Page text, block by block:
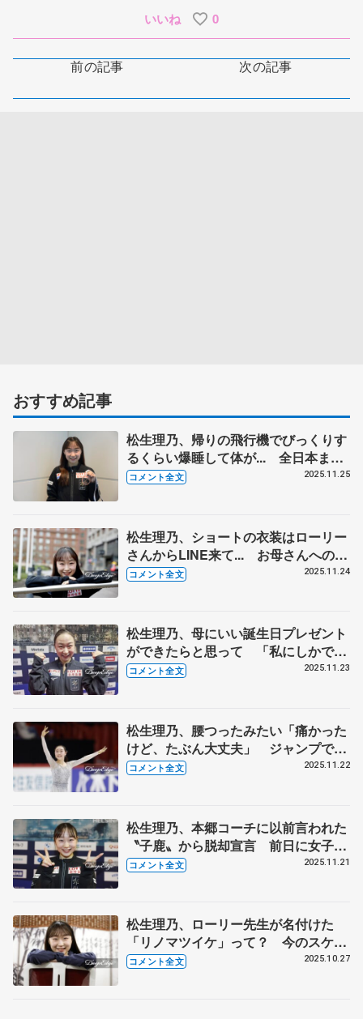
いいね 0
前の記事 次の記事
おすすめ記事
松生理乃、帰りの飛行機でびっくりす
るくらい爆睡して体が... 全日本まで
取りこぼし多いレベル、回転不足の見
コメント全文 2025.11.25
松生理乃、ショートの衣装はローリー
さんからLINE来て... お母さんへのお
土産探しでスタバ、ムーミン、マリメ
コメント全文 2025.11.24
松生理乃、母にいい誕生日プレゼント
ができたらと思って 「私にしかでき
ない滑りがあるよ」って励ましてくれ
コメント全文 2025.11.23
松生理乃、腰つったみたい「痛かった
けど、たぶん大丈夫」 ジャンプでパ
ンクしたり、転んだりとかなくて良か
コメント全文 2025.11.22
松生理乃、本郷コーチに以前言われた
〝子鹿〟から脱却宣言 前日に女子4
人で散策するなどリラックス「存在感
コメント全文 2025.11.21
松生理乃、ローリー先生が名付けた
「リノマツイケ」って？ 今のスケー
ティングに迫力や強さとかプラスした
コメント全文 2025.10.27